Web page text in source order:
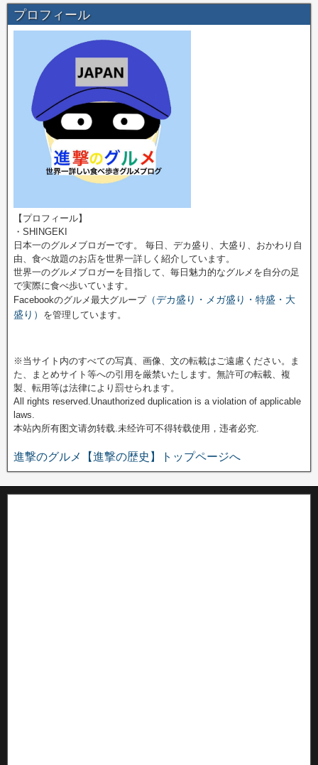
プロフィール
【プロフィール】
・SHINGEKI
日本一のグルメブロガーです。 毎日、デカ盛り、大盛り、おかわり自
由、食べ放題のお店を世界一詳しく紹介しています。
世界一のグルメブロガーを目指して、毎日魅力的なグルメを自分の足
で実際に食べ歩いています。
Facebookのグルメ最大グループ（デカ盛り・メガ盛り・特盛・大
盛り） を管理しています。
※当サイト内のすべての写真、画像、文の転載はご遠慮ください。ま
た、まとめサイト等への引用を厳禁いたします。無許可の転載、複
製、転用等は法律により罰せられます。
All rights reserved.Unauthorized duplication is a violation of applicable
laws.
本站內所有图文请勿转载.未经许可不得转载使用，违者必究.
進撃のグルメ【進撃の歴史】トップページへ